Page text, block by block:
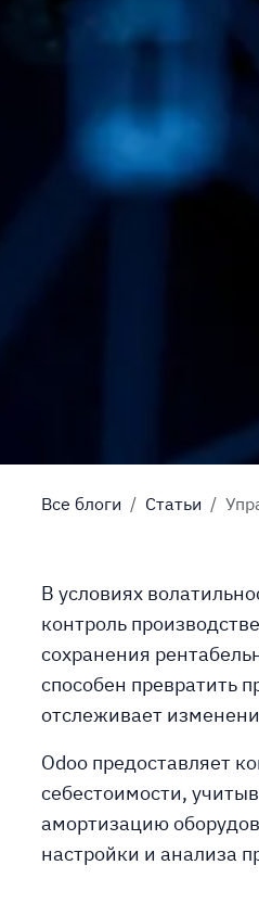
Все блоги Статьи
В условиях
контроль
сохранения
способен превратить
отслеживает
Odoo предоставляет
себестоимости,
амортизацию
настройки и анализа